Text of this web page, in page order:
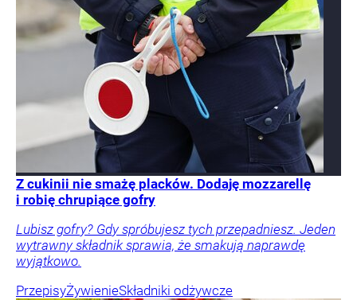
Z cukinii nie smażę placków. Dodaję mozzarellę
i robię chrupiące gofry
Lubisz gofry? Gdy spróbujesz tych przepadniesz. Jeden
wytrawny składnik sprawia, że smakują naprawdę
wyjątkowo.
PrzepisyŻywienieSkładniki odżywcze